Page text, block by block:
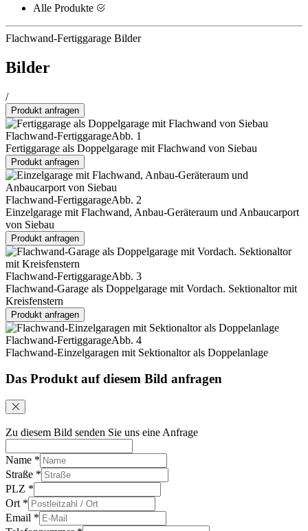
Alle Produkte
Flachwand-Fertiggarage Bilder
Bilder
/
Produkt anfragen
Flachwand-FertiggarageAbb. 1
Fertiggarage als Doppelgarage mit Flachwand von Siebau
Produkt anfragen
Flachwand-FertiggarageAbb. 2
Einzelgarage mit Flachwand, Anbau-Geräteraum und Anbaucarport
von Siebau
Produkt anfragen
Flachwand-FertiggarageAbb. 3
Flachwand-Garage als Doppelgarage mit Vordach. Sektionaltor mit
Kreisfenstern
Produkt anfragen
Flachwand-FertiggarageAbb. 4
Flachwand-Einzelgaragen mit Sektionaltor als Doppelanlage
Das Produkt auf diesem Bild anfragen
Zu diesem Bild senden Sie uns eine Anfrage
Name *
Straße *
PLZ *
Ort *
Email *